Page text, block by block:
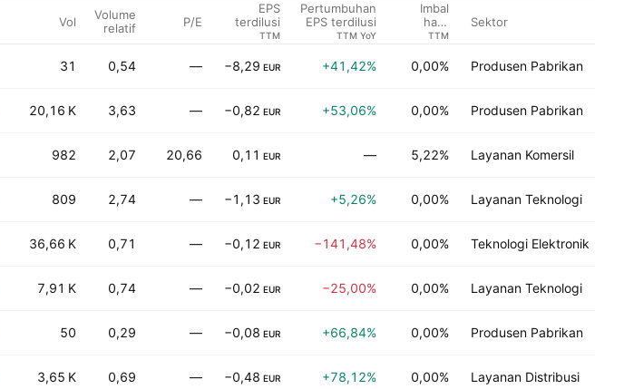
Vol
Volume
relatif
P/E
EPS
terdilusi
TTM
Pertumbuhan
EPS terdilusi
TTM YoY
Imbal
hasil
dividen %
TTM
Sektor
31 0,54 — −8,29 EUR +41,42% 0,00% Produsen Pabrikan
20,16 K 3,63 — −0,82 EUR +53,06% 0,00% Produsen Pabrikan
982 2,07 20,66 0,11 EUR — 5,22% Layanan Komersil
809 2,74 — −1,13 EUR +5,26% 0,00% Layanan Teknologi
36,66 K 0,71 — −0,12 EUR −141,48% 0,00% Teknologi Elektronik
7,91 K 0,74 — −0,02 EUR −25,00% 0,00% Layanan Teknologi
50 0,29 — −0,08 EUR +66,84% 0,00% Produsen Pabrikan
3,65 K 0,69 — −0,48 EUR +78,12% 0,00% Layanan Distribusi